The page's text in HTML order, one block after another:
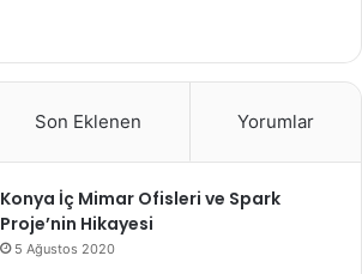
Son Eklenen Yorumlar
Konya İç Mimar Ofisleri ve Spark
Proje’nin Hikayesi
5 Ağustos 2020